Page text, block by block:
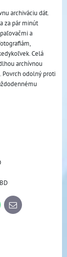
archiváciu dát.
za pár minút
a
Celá
archívnou
Povrch odolný proti
E-
mail